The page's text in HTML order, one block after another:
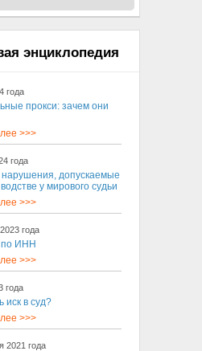
энциклопедия
года
прокси: зачем они
>>>
года
допускаемые
у мирового судьи
>>>
года
по ИНН
>>>
года
иск в суд?
>>>
2021 года